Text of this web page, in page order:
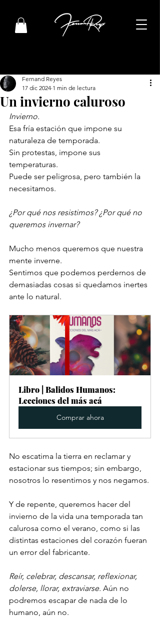
Un invierno caluroso
Fernand Reyes
17 dic 2024 1 min de lectura
Invierno.
Esa fría estación que impone su
naturaleza de temporada.
Sin protestas, impone sus
temperaturas.
Puede ser peligrosa, pero también la
necesitamos.
¿Por qué nos resistimos? ¿Por qué no
queremos invernar?
Mucho menos queremos que nuestra
mente inverne.
Sentimos que podemos perdernos de
demasiadas cosas si quedamos inertes
ante lo natural.
Libro | Balidos Humanos:
Lecciones del más acá
Comprar ahora
No escatima la tierra en reclamar y
estacionar sus tiempos; sin embargo,
nosotros lo resentimos y nos negamos.
Y de repente, queremos hacer del
invierno de la vida una temporada tan
calurosa como el verano, como si las
distintas estaciones del corazón fueran
un error del fabricante.
Reír, celebrar, descansar, reflexionar,
dolerse, llorar, extraviarse. Aún no
podremos escapar de nada de lo
humano, aún no.